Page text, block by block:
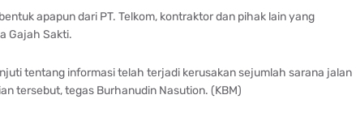
apapun dari PT. Telkom, kontraktor dan pihak lain yang
Gajah Sakti.
tentang informasi telah terjadi kerusakan sejumlah sarana jalan
tersebut, tegas Burhanudin Nasution. (KBM)